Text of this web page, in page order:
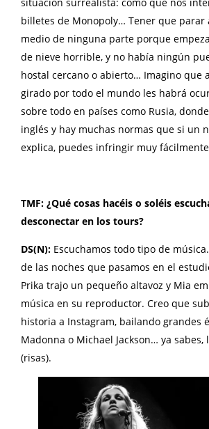
billetes de Monopoly… Tener que parar
medio de ninguna parte porque
de nieve horrible, y no había ningún
hostal cercano o abierto… Imagino que
girado por todo el mundo les habrá
sobre todo en países como Rusia,
inglés y hay muchas normas que si un
explica, puedes infringir muy
TMF: ¿Qué cosas hacéis o soléis
desconectar en los tours?
DS(N): Escuchamos todo tipo de
de las noches que pasamos en el
Prika trajo un pequeño altavoz y Mia
música en su reproductor. Creo que
historia a Instagram, bailando grandes
Madonna o Michael Jackson… ya sabes,
(risas).